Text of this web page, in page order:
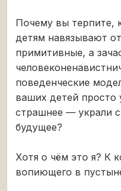
Почему вы терпите,
детям навязывают
примитивные, а
поведенческие
ваших детей просто
страшнее — украли
будущее?
Хотя о чём это я? К
вопиющего в